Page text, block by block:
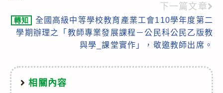
下一篇文章
轉知
全國高級中等學校教育產業工會110學年度第二
學期辦理之「教師專業發展課程－公民科公民乙版教
與學_課堂實作」，敬邀教師出席。
相關內容